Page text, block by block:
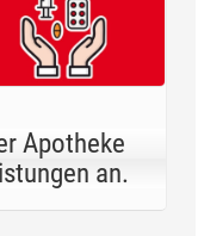
Apotheke
an.